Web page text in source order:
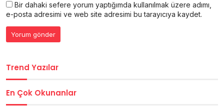
Bir dahaki sefere yorum yaptığımda kullanılmak üzere adımı,
e-posta adresimi ve web site adresimi bu tarayıcıya kaydet.
Trend Yazılar
En Çok Okunanlar